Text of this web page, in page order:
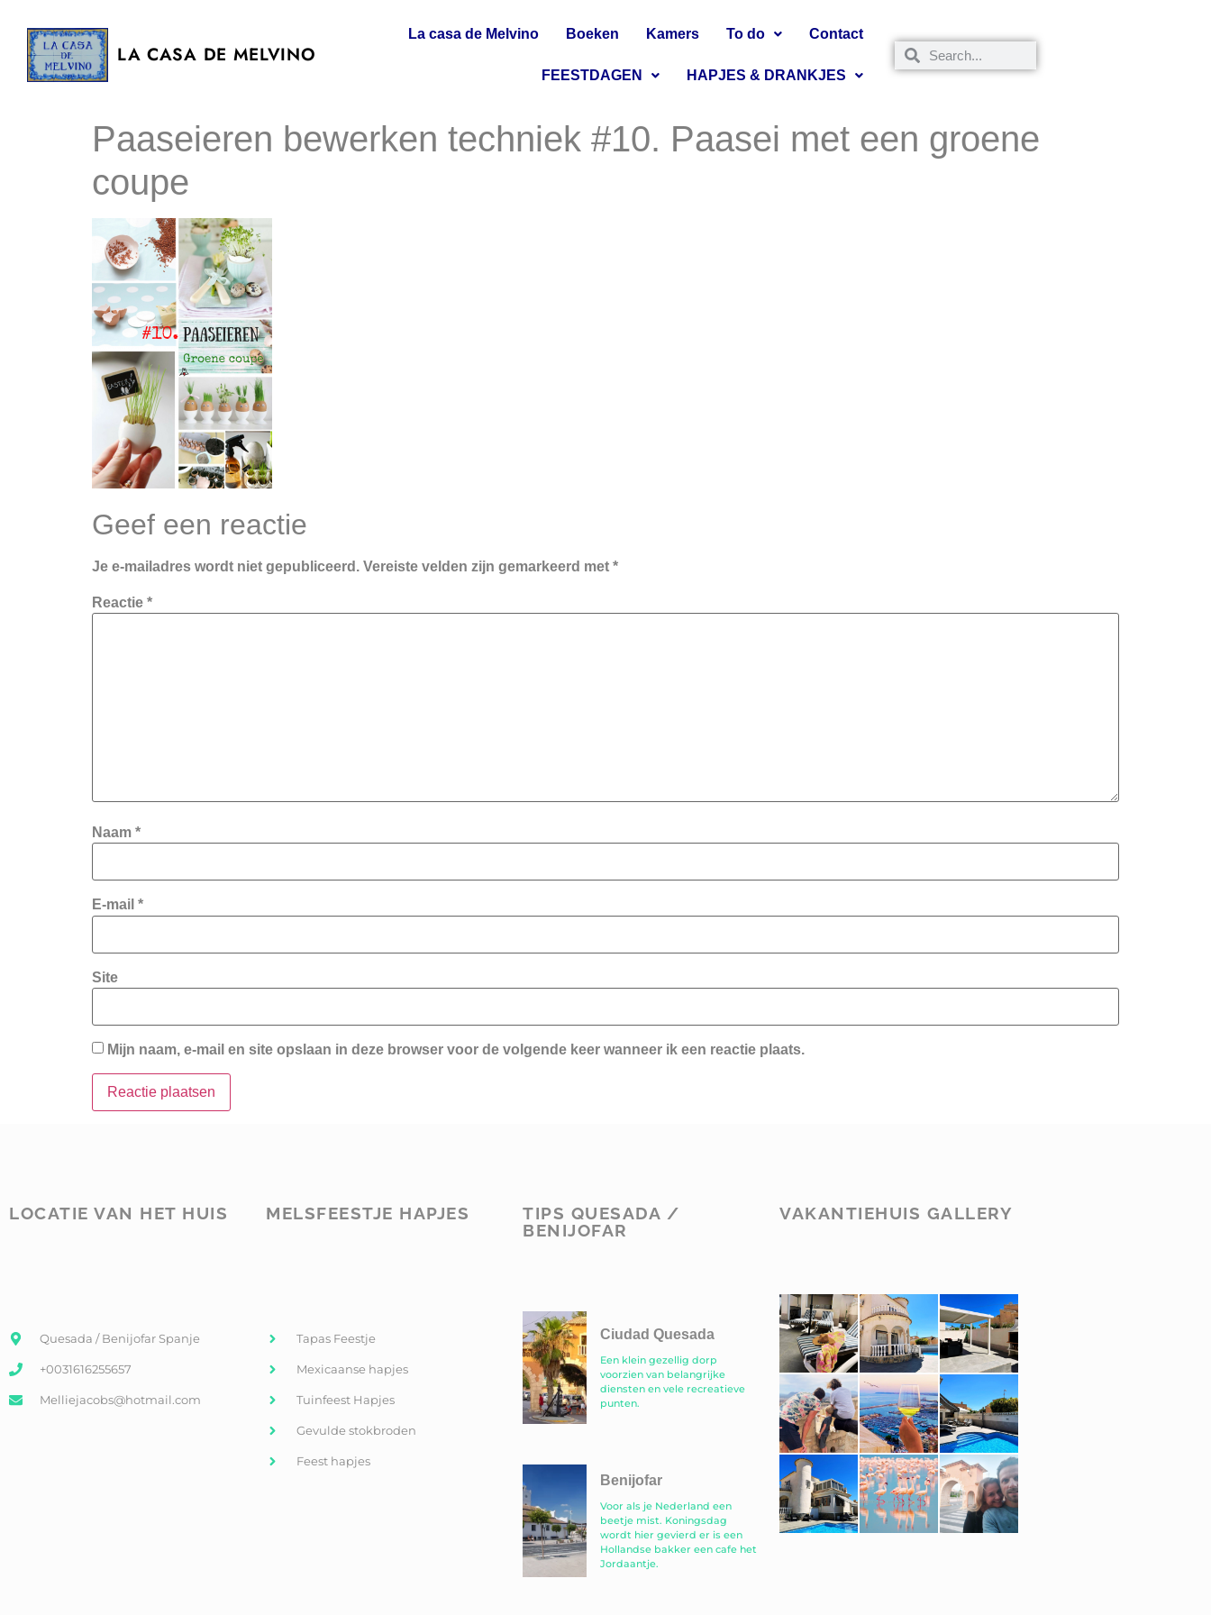
LA CASA DE MELVINO
La casa de Melvino Boeken Kamers To do Contact
FEESTDAGEN HAPJES & DRANKJES
Paaseieren bewerken techniek #10. Paasei met een groene
coupe
Geef een reactie
Je e-mailadres wordt niet gepubliceerd. Vereiste velden zijn gemarkeerd met *
Reactie *
Naam *
E-mail *
Site
Mijn naam, e-mail en site opslaan in deze browser voor de volgende keer wanneer ik een reactie plaats.
LOCATIE VAN HET HUIS
Quesada / Benijofar Spanje
+0031616255657
Melliejacobs@hotmail.com
MELSFEESTJE HAPJES
Tapas Feestje
Mexicaanse hapjes
Tuinfeest Hapjes
Gevulde stokbroden
Feest hapjes
TIPS QUESADA /
BENIJOFAR
Ciudad Quesada
Een klein gezellig dorp
voorzien van belangrijke
diensten en vele recreatieve
punten.
Benijofar
Voor als je Nederland een
beetje mist. Koningsdag
wordt hier gevierd er is een
Hollandse bakker een cafe het
Jordaantje.
VAKANTIEHUIS GALLERY